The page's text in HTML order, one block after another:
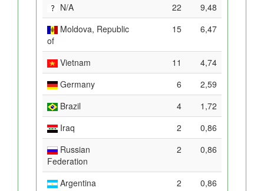
N/A
22
9,48
Moldova, Republic
of
15 6,47
Vietnam 11
4,74
Germany
6
2,59
Brazil
4
1,72
Iraq
2
0,86
Russian
Federation
2 0,86
Argentina 2
0,86